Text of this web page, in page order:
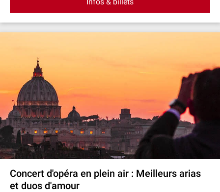
Concert d'opéra en plein air : Meilleurs arias
et duos d'amour